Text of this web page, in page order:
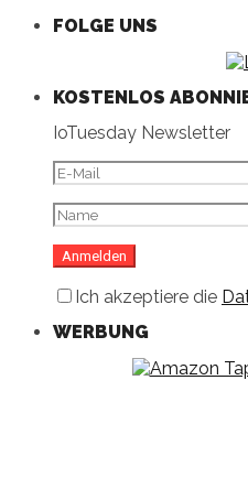
FOLGE UNS
KOSTENLOS
IoTuesday Newsletter
Ich akzeptiere die
WERBUNG